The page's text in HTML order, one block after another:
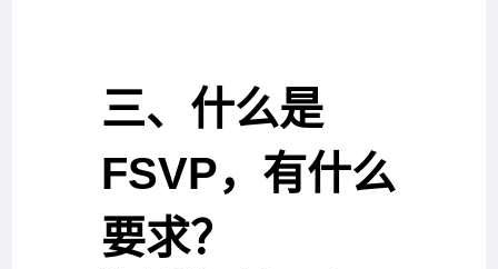
三、什么是
FSVP，有什么
要求？